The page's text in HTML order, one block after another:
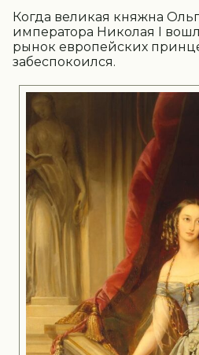
Когда великая княжна
императора Николая I
рынок европейских
забеспокоился.